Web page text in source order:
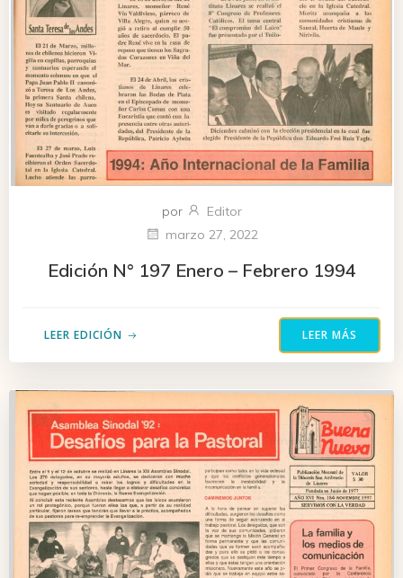
por
Editor
marzo 27, 2022
Edición N° 197 Enero – Febrero 1994
LEER EDICIÓN LEER MÁS